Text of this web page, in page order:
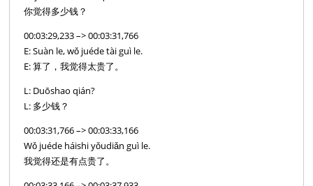
你觉得多少钱？
00:03:29,233 –> 00:03:31,766
E: Suàn le, wǒ juéde tài guì le.
E: 算了，我觉得太贵了。
L: Duōshao qián?
L: 多少钱？
00:03:31,766 –> 00:03:33,166
Wǒ juéde háishi yǒudiǎn guì le.
我觉得还是有点贵了。